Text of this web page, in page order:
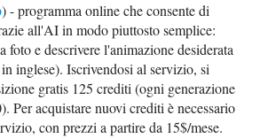
) - programma online che consente di
all'AI in modo piuttosto semplice:
foto e descrivere l'animazione desiderata
inglese). Iscrivendosi al servizio, si
gratis 125 crediti (ogni generazione
Per acquistare nuovi crediti è necessario
con prezzi a partire da 15$/mese.